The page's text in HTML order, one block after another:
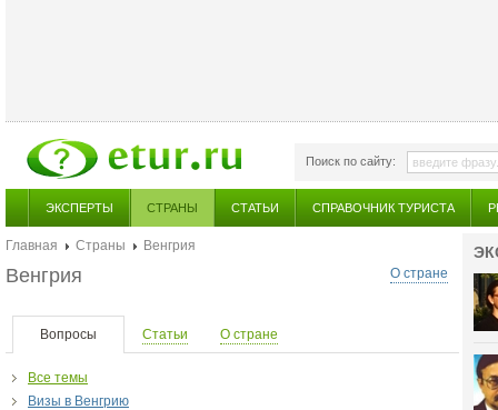
Поиск по сайту:
ЭКСПЕРТЫ СТРАНЫ СТАТЬИ СПРАВОЧНИК ТУРИСТА
Главная Страны
Венгрия
О стране
Венгрия
Вопросы Статьи О стране
Все темы
Визы в Венгрию